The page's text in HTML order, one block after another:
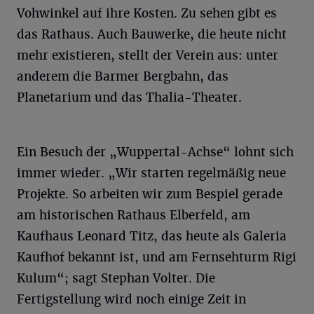
Vohwinkel auf ihre Kosten. Zu sehen gibt es
das Rathaus. Auch Bauwerke, die heute nicht
mehr existieren, stellt der Verein aus: unter
anderem die Barmer Bergbahn, das
Planetarium und das Thalia-Theater.
Ein Besuch der „Wuppertal-Achse“ lohnt sich
immer wieder. „Wir starten regelmäßig neue
Projekte. So arbeiten wir zum Bespiel gerade
am historischen Rathaus Elberfeld, am
Kaufhaus Leonard Titz, das heute als Galeria
Kaufhof bekannt ist, und am Fernsehturm Rigi
Kulum“; sagt Stephan Volter. Die
Fertigstellung wird noch einige Zeit in